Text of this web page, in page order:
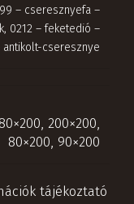
– cseresznyefa –
, 0212 – feketedió –
antikolt-cseresznye
, 200×200,
80×200, 90×200
tájékoztató